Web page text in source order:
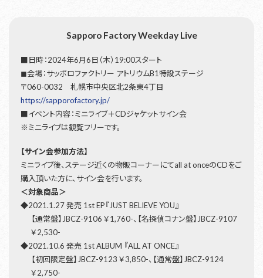
Sapporo Factory Weekday Live
■日時：2024年6月6日（木）19:00スタート
◼︎会場：サッポロファクトリー アトリウムB1特設ステージ
〒060-0032 札幌市中央区北2条東4丁目
https://sapporofactory.jp/
■イベント内容：ミニライブ＋CDジャケットサイン会
※ミニライブは観覧フリーです。
【サイン会参加方法】
ミニライブ後、ステージ近くの物販コーナーにてall at onceのCDをご
購入頂いた方に、サイン会を行います。
＜対象商品＞
◆2021.1.27 発売 1st EP『JUST BELIEVE YOU』
【通常盤】JBCZ-9106 ￥1,760-、【名探偵コナン盤】JBCZ-9107
￥2,530-
◆2021.10.6 発売 1st ALBUM 『ALL AT ONCE』
【初回限定盤】JBCZ-9123 ￥3,850-、【通常盤】JBCZ-9124
￥2,750-